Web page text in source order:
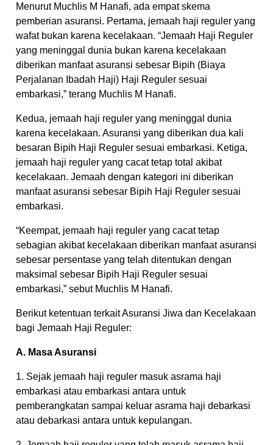
Menurut Muchlis M Hanafi, ada empat skema
pemberian asuransi. Pertama, jemaah haji reguler yang
wafat bukan karena kecelakaan. “Jemaah Haji Reguler
yang meninggal dunia bukan karena kecelakaan
diberikan manfaat asuransi sebesar Bipih (Biaya
Perjalanan Ibadah Haji) Haji Reguler sesuai
embarkasi,” terang Muchlis M Hanafi.
Kedua, jemaah haji reguler yang meninggal dunia
karena kecelakaan. Asuransi yang diberikan dua kali
besaran Bipih Haji Reguler sesuai embarkasi. Ketiga,
jemaah haji reguler yang cacat tetap total akibat
kecelakaan. Jemaah dengan kategori ini diberikan
manfaat asuransi sebesar Bipih Haji Reguler sesuai
embarkasi.
“Keempat, jemaah haji reguler yang cacat tetap
sebagian akibat kecelakaan diberikan manfaat asuransi
sebesar persentase yang telah ditentukan dengan
maksimal sebesar Bipih Haji Reguler sesuai
embarkasi,” sebut Muchlis M Hanafi.
Berikut ketentuan terkait Asuransi Jiwa dan Kecelakaan
bagi Jemaah Haji Reguler:
A. Masa Asuransi
1. Sejak jemaah haji reguler masuk asrama haji
embarkasi atau embarkasi antara untuk
pemberangkatan sampai keluar asrama haji debarkasi
atau debarkasi antara untuk kepulangan.